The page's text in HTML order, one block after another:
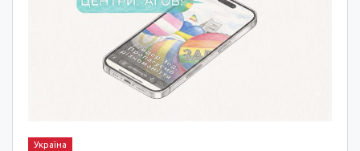
Україна